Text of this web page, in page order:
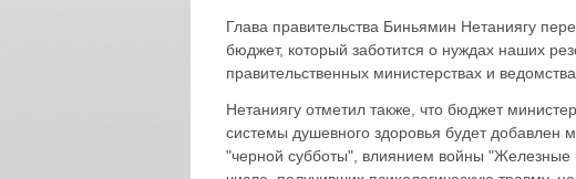
Глава правительства Биньямин Нетаниягу
бюджет, который заботится о нуждах наших
правительственных министерствах и
Нетаниягу отметил также, что бюджет
системы душевного здоровья будет добавлен
"черной субботы", влиянием войны